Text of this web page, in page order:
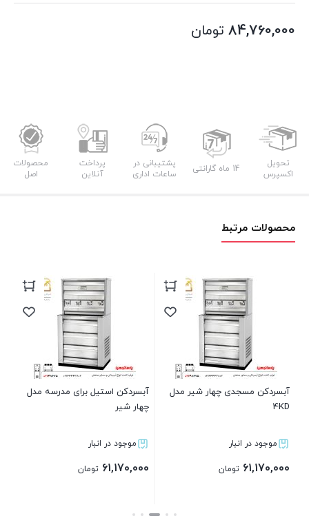
84,760,000 تومان
تحویل
اکسپرس
14 ماه گارانتی
پشتیبانی در
ساعات اداری
پرداخت
آنلاین
محصولات
اصل
محصولات مرتبط
آبسردکن مسجدی چهار شیر مدل
4KD
موجود در انبار
61,170,000 تومان
آبسردکن استیل برای مدرسه مدل
چهار شیر
موجود در انبار
61,170,000 تومان